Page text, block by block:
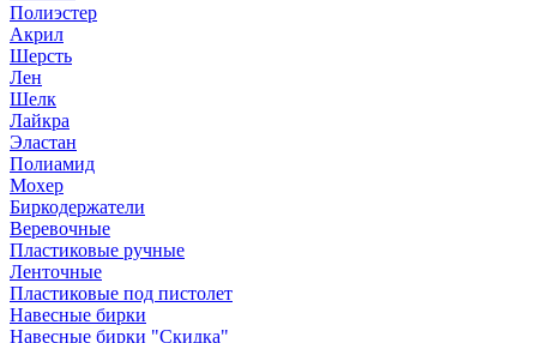
Полиэстер
Акрил
Шерсть
Лен
Шелк
Лайкра
Эластан
Полиамид
Мохер
Биркодержатели
Веревочные
Пластиковые ручные
Ленточные
Пластиковые под пистолет
Навесные бирки
Навесные бирки "Скидка"